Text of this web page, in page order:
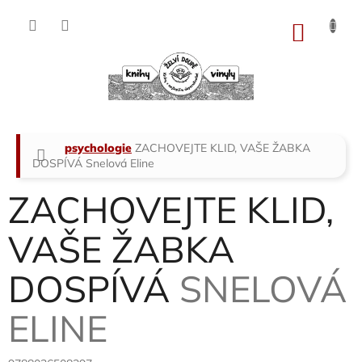
Domů
psychologie ZACHOVEJTE KLID, VAŠE ŽABKA
DOSPÍVÁ Snelová Eline
ZACHOVEJTE KLID,
VAŠE ŽABKA
DOSPÍVÁ SNELOVÁ
ELINE